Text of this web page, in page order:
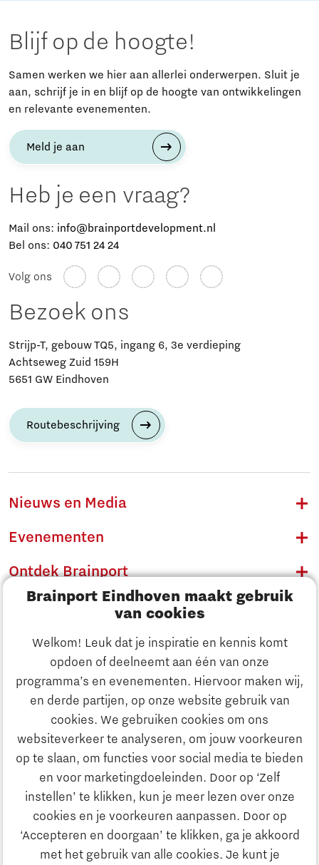
Brainport Eindhoven maakt gebruik
van cookies
Welkom! Leuk dat je inspiratie en kennis komt
opdoen of deelneemt aan één van onze
programma’s en evenementen. Hiervoor maken wij,
en derde partijen, op onze website gebruik van
cookies. We gebruiken cookies om ons
websiteverkeer te analyseren, om jouw voorkeuren
op te slaan, om functies voor social media te bieden
en voor marketingdoeleinden. Door op ‘Zelf
instellen’ te klikken, kun je meer lezen over onze
cookies en je voorkeuren aanpassen. Door op
‘Accepteren en doorgaan’ te klikken, ga je akkoord
met het gebruik van alle cookies. Je kunt je
Ontdek Brainport
Innovatie
Ondernemen
Onderwijs
Blijf op de hoogte!
Samen werken we hier aan allerlei onderwerpen. Sluit je
aan, schrijf je in en blijf op de hoogte van ontwikkelingen
en relevante evenementen.
Meld je aan
Heb je een vraag?
Mail ons: info@brainportdevelopment.nl
Bel ons: 040 751 24 24
Volg ons
Bezoek ons
Strijp-T, gebouw TQ5, ingang 6, 3e verdieping
Achtseweg Zuid 159H
5651 GW Eindhoven
Routebeschrijving
Nieuws en Media
Evenementen
Ontdek Brainport
Innovatie
Ondernemen
Onderwijs
Maatschappelijk
Strategie & Organisatie
Zoeken
Contact
Naar internationale website